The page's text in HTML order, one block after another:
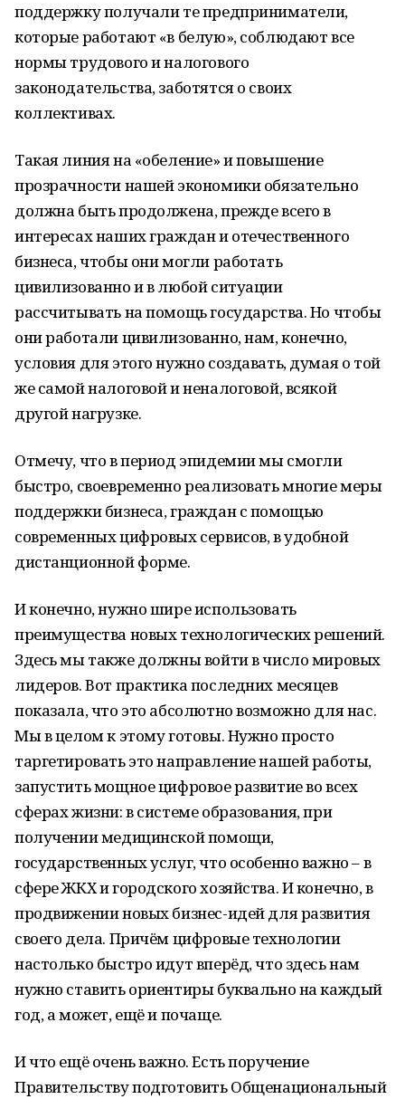
поддержку получали те предприниматели,
которые работают «в белую», соблюдают все
нормы трудового и налогового
законодательства, заботятся о своих
коллективах.
Такая линия на «обеление» и повышение
прозрачности нашей экономики обязательно
должна быть продолжена, прежде всего в
интересах наших граждан и отечественного
бизнеса, чтобы они могли работать
цивилизованно и в любой ситуации
рассчитывать на помощь государства. Но чтобы
они работали цивилизованно, нам, конечно,
условия для этого нужно создавать, думая о той
же самой налоговой и неналоговой, всякой
другой нагрузке.
Отмечу, что в период эпидемии мы смогли
быстро, своевременно реализовать многие меры
поддержки бизнеса, граждан с помощью
современных цифровых сервисов, в удобной
дистанционной форме.
И конечно, нужно шире использовать
преимущества новых технологических решений.
Здесь мы также должны войти в число мировых
лидеров. Вот практика последних месяцев
показала, что это абсолютно возможно для нас.
Мы в целом к этому готовы. Нужно просто
таргетировать это направление нашей работы,
запустить мощное цифровое развитие во всех
сферах жизни: в системе образования, при
получении медицинской помощи,
государственных услуг, что особенно важно – в
сфере ЖКХ и городского хозяйства. И конечно, в
продвижении новых бизнес-идей для развития
своего дела. Причём цифровые технологии
настолько быстро идут вперёд, что здесь нам
нужно ставить ориентиры буквально на каждый
год, а может, ещё и почаще.
И что ещё очень важно. Есть поручение
Правительству подготовить Общенациональный